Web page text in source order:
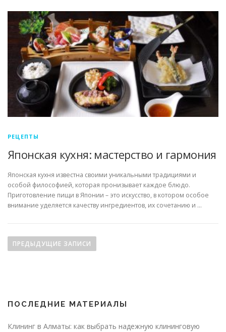
РЕЦЕПТЫ
Японская кухня: мастерство и гармония
Японская кухня известна своими уникальными традициями и
особой философией, которая пронизывает каждое блюдо.
Приготовление пищи в Японии – это искусство, в котором особое
внимание уделяется качеству ингредиентов, их сочетанию и …
ПРЕДЫДУЩИЕ ЗАПИСИ
ПОСЛЕДНИЕ МАТЕРИАЛЫ
Клининг в Алматы: как выбрать надежную клининговую